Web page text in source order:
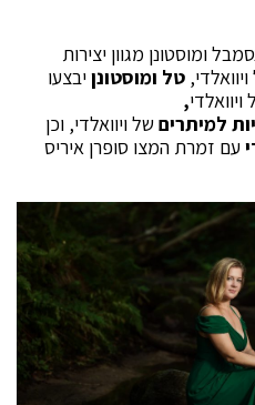
ומוסטונן מגוון יצירות
טל ומוסטונןיבצעו
,
למיתריםשל ויוואלדי, וכן
עם זמרת המצו סופרן איריס